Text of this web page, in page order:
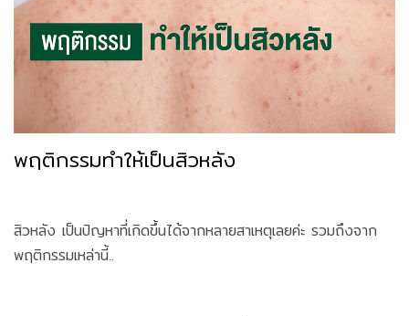
พฤติกรรมทำให้เป็นสิวหลัง
สิวหลัง เป็นปัญหาที่เกิดขึ้นได้จากหลายสาเหตุเลยค่ะ รวมถึงจาก
พฤติกรรมเหล่านี้..